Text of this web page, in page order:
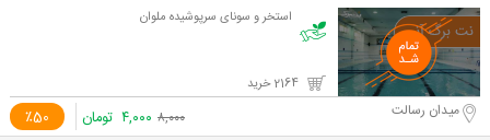
استخر و سونای سرپوشیده ملوان
٪50 میدان رسالت ۸,۰۰۰ ۴,۰۰۰ تومان